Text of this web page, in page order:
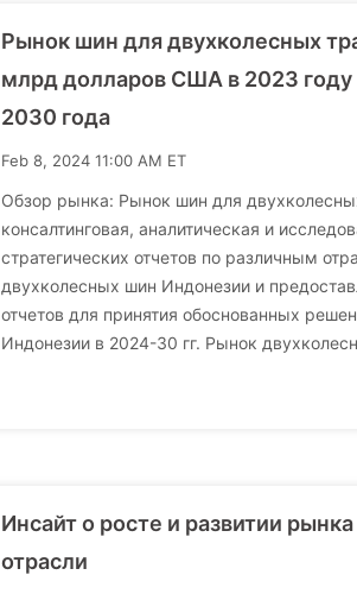
Рынок шин для двухколесных
млрд долларов США в 2023 году
2030 года
Feb 8, 2024 11:00 AM ET
Обзор рынка: Рынок шин для
консалтинговая, аналитическая и
стратегических отчетов по различным
двухколесных шин Индонезии и
отчетов для принятия обоснованных
Индонезии в 2024-30 гг. Рынок
Инсайт о росте и развитии
отрасли